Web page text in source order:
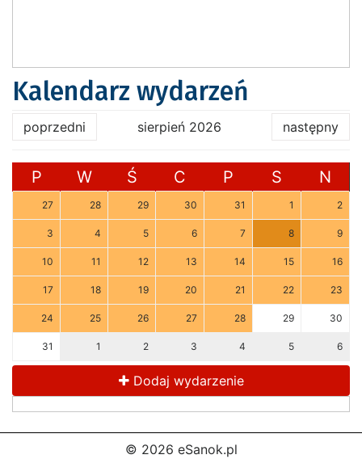
Kalendarz wydarzeń
poprzedni sierpień 2026 następny
P W Ś C P S N
27 28 29 30 31 1 2
3 4 5 6 7 8 9
10 11 12 13 14 15 16
17 18 19 20 21 22 23
24 25 26 27 28 29 30
31 1 2 3 4 5 6
Dodaj wydarzenie
© 2026 eSanok.pl